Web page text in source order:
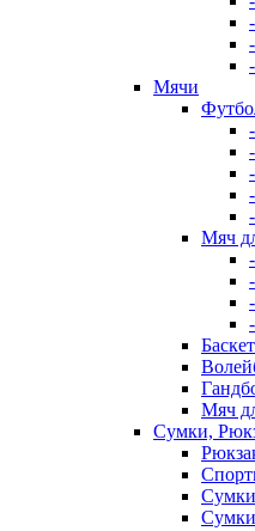
Мячи
Мяч
Мяч
Сумки,
Сумки